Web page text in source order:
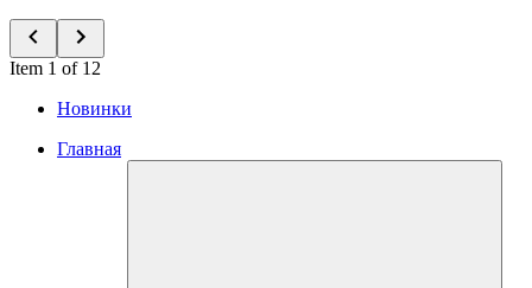
Item 1 of 12
Новинки
Главная